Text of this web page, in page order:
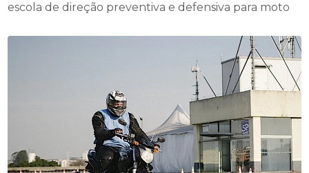
escola de direção preventiva e defensiva para moto